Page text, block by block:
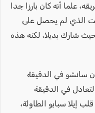
علما أنه كان بارزا جدا
الذي لم يحصل على
حيث شارك بديلا، لكنه هذه
سانشو في الدقيقة
في الدقيقة
إيلا سبابو الطاولة،